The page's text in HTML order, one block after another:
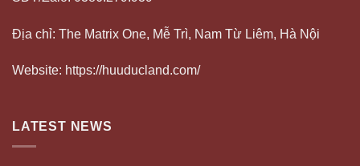
Địa chỉ: The Matrix One, Mễ Trì, Nam Từ Liêm, Hà Nội
Website: https://huuducland.com/
LATEST NEWS